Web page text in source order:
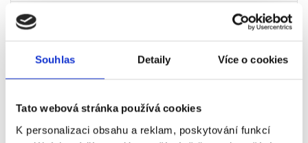
Souhlas Detaily Více o cookies
Tato webová stránka používá cookies
K personalizaci obsahu a reklam, poskytování funkcí
Aston Villa - Leeds
United - 1. kategorie
+370 Kč
Aston Villa - Leeds
+2 570 Kč